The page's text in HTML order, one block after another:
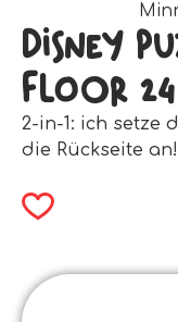
Disney
Floor 24
2-in-1: ich setze
die Rückseite an!